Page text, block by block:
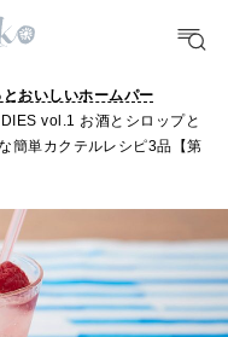
Holoscope
ッセージ
とおいしいホームパー
vol.1 お酒とシロップと
簡単カクテルレシピ3品【第